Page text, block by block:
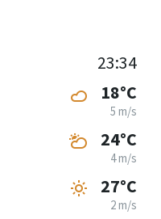
23:34
18°C
5 m/s
24°C
4 m/s
27°C
2 m/s